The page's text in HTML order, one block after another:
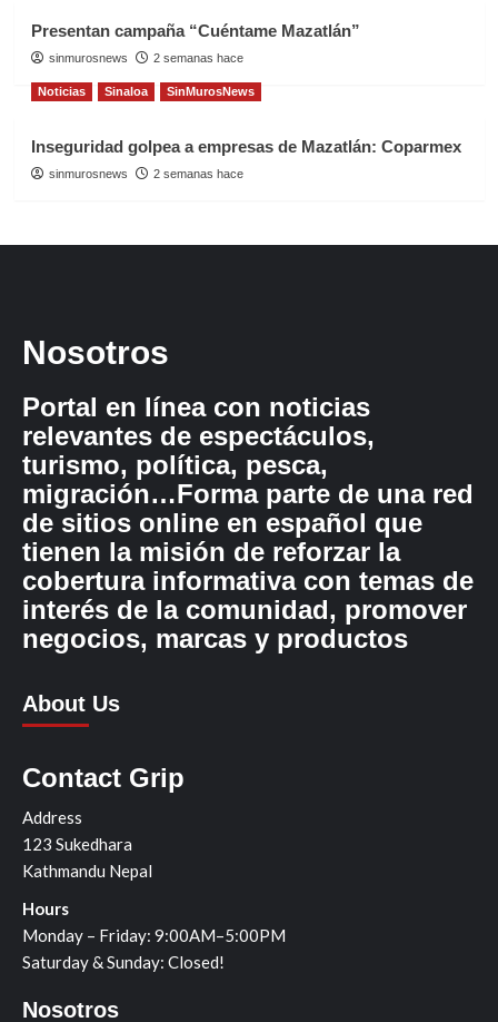
Presentan campaña “Cuéntame Mazatlán”
sinmurosnews 2 semanas hace
Noticias Sinaloa SinMurosNews
Inseguridad golpea a empresas de Mazatlán: Coparmex
sinmurosnews 2 semanas hace
Nosotros
Portal en línea con noticias
relevantes de espectáculos,
turismo, política, pesca,
migración…Forma parte de una red
de sitios online en español que
tienen la misión de reforzar la
cobertura informativa con temas de
interés de la comunidad, promover
negocios, marcas y productos
About Us
Contact Grip
Address
123 Sukedhara
Kathmandu Nepal
Hours
Monday – Friday: 9:00AM–5:00PM
Saturday & Sunday: Closed!
Nosotros